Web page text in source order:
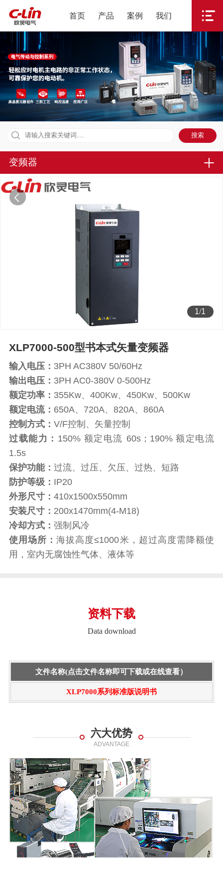
首页 产品 案例 我们
变频器
1/1
XLP7000-500型书本式矢量变频器
输入电压： 3PH AC380V 50/60Hz
输出电压： 3PH AC0-380V 0-500Hz
额定功率： 355Kw、400Kw、450Kw、500Kw
额定电流： 650A、720A、820A、860A
控制方式： V/F控制、矢量控制
过载能力： 150% 额定电流 60s；190% 额定电流
1.5s
保护功能： 过流、过压、欠压、过热、短路
防护等级： IP20
外形尺寸： 410x1500x550mm
安装尺寸： 200x1470mm(4-M18)
冷却方式： 强制风冷
使用场所：海拔高度≤1000米，超过高度需降额使
用，室内无腐蚀性气体、液体等
资料下载
Data download
文件名称(点击文件名称即可下载或在线查看）
XLP7000系列标准版说明书
六大优势
ADVANTAGE